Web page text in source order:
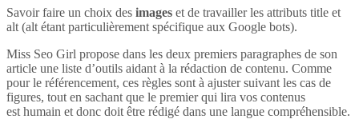
Savoir faire un choix des images et de travailler les attributs title et
alt (alt étant particulièrement spécifique aux Google bots).
Miss Seo Girl propose dans les deux premiers paragraphes de son
article une liste d’outils aidant à la rédaction de contenu. Comme
pour le référencement, ces règles sont à ajuster suivant les cas de
figures, tout en sachant que le premier qui lira vos contenus
est humain et donc doit être rédigé dans une langue compréhensible.